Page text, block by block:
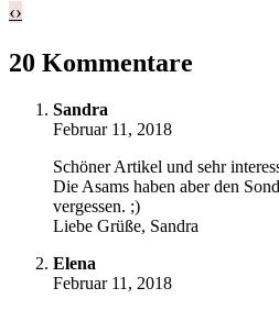
‹›
20 Kommentare
Sandra
Februar 11, 2018
Schöner Artikel und sehr
Die Asams haben aber den
vergessen. ;)
Liebe Grüße, Sandra
Elena
Februar 11, 2018